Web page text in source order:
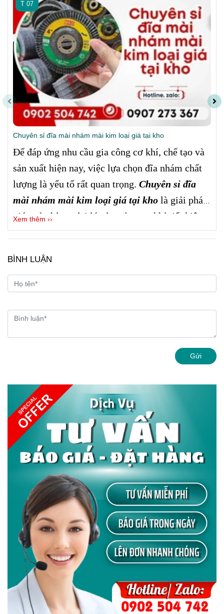
Chuyên sỉ đĩa mài nhám mài kim loại giá tại kho
T 07
Để đáp ứng nhu cầu gia công cơ khí, chế tạo và
sản xuất hiện nay, việc lựa chọn đĩa nhám chất
lượng là yếu tố rất quan trọng. Chuyên sỉ đĩa
mài nhám mài kim loại giá tại kho là giải pháp
giúp cửa hàng, đại lý và xưởng cơ khí tiết kiệm
chi phí nhưng vẫn đảm bảo hiệu quả làm việc.
xếp HD, Hải Dương cùng nhiều quy cách, độ
nhám khác nhau, luôn có sẵn số lượng lớn với
Xem thêm ››
BÌNH LUẬN
Gửi